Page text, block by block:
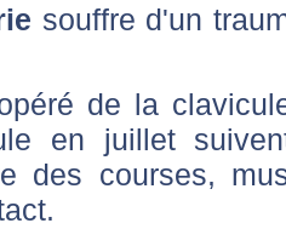
souffre d'un
de la
en juillet
des courses,